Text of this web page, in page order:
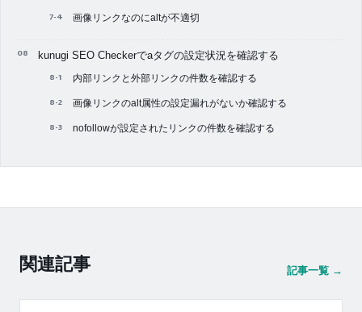
画像リンクなのにaltが不適切
kunugi SEO Checkerでaタグの設定状況を確認する
内部リンクと外部リンクの件数を確認する
画像リンクのalt属性の設定漏れがないか確認する
nofollowが設定されたリンクの件数を確認する
関連記事 記事一覧 →